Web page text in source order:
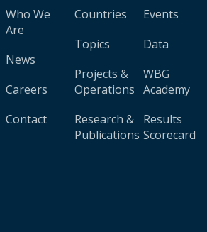
Who We
Are
News
Careers
Contact
Countries
Topics
Projects &
Operations
Research &
Publications
Events
Data
WBG
Academy
Results
Scorecard